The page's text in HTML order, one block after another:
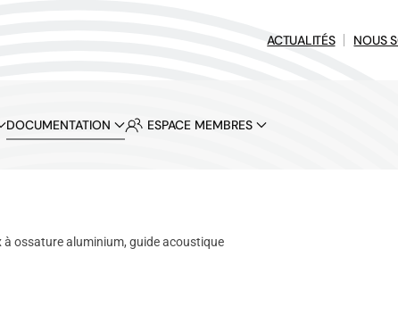
ACTUALITÉS NOUS
DOCUMENTATION ESPACE MEMBRES
à ossature aluminium, guide acoustique